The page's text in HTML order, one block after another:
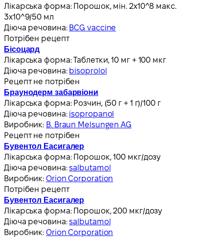
Лікарська форма: Порошок, мін. 2x10^8 макс.
3x10^9/50 мл
Діюча речовина: BCG vaccine
Потрібен рецепт
Бісоцард
Лікарська форма:Таблетки, 10 мг + 100 мкг
Діюча речовина: bisoprolol
Рецепт не потрібен
Браунодерм забарвіони
Лікарська форма: Розчин, (50 г + 1 г)/100 г
Діюча речовина: isopropanol
Виробник: B. Braun Melsungen AG
Рецепт не потрібен
Бувентол Еасигалер
Лікарська форма: Порошок, 100 мкг/дозу
Діюча речовина:salbutamol
Виробник:Orion Corporation
Потрібен рецепт
Бувентол Еасигалер
Лікарська форма: Порошок, 200 мкг/дозу
Діюча речовина:salbutamol
Виробник:Orion Corporation